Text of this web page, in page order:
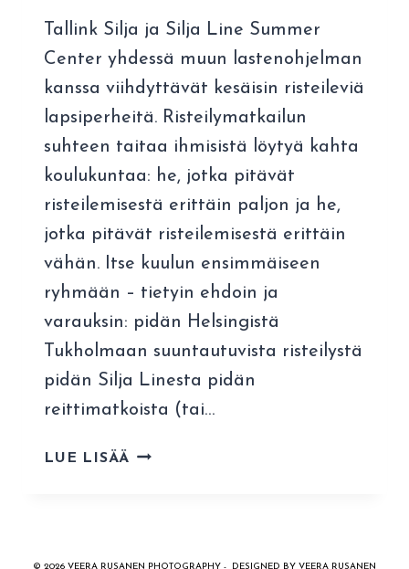
Tallink Silja ja Silja Line Summer
Center yhdessä muun lastenohjelman
kanssa viihdyttävät kesäisin risteileviä
lapsiperheitä. Risteilymatkailun
suhteen taitaa ihmisistä löytyä kahta
koulukuntaa: he, jotka pitävät
risteilemisestä erittäin paljon ja he,
jotka pitävät risteilemisestä erittäin
vähän. Itse kuulun ensimmäiseen
ryhmään – tietyin ehdoin ja
varauksin: pidän Helsingistä
Tukholmaan suuntautuvista risteilystä
pidän Silja Linesta pidän
reittimatkoista (tai…
LUE LISÄÄ SILJA
© 2026 VEERA RUSANEN PHOTOGRAPHY - DESIGNED BY VEERA RUSANEN